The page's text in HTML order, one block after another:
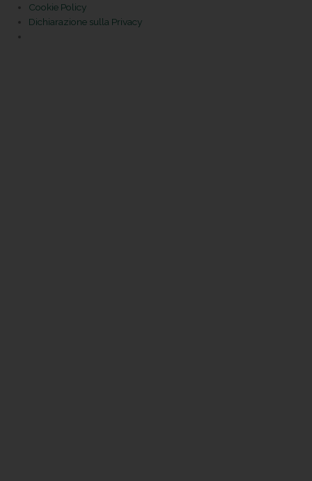
Cookie Policy
Dichiarazione sulla Privacy